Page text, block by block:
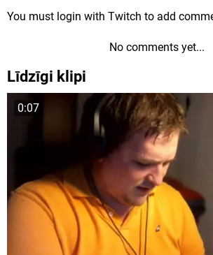
You must login with Twitch to add
No comments yet...
Līdzīgi klipi
0:07